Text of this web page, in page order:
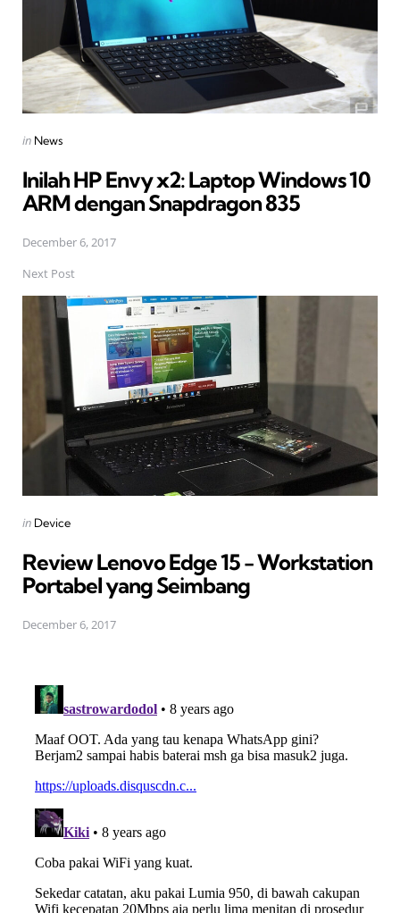
Posted
in News
Inilah HP Envy x2: Laptop Windows 10
ARM dengan Snapdragon 835
December 6, 2017
Next Post
Posted
in Device
Review Lenovo Edge 15 - Workstation
Portabel yang Seimbang
December 6, 2017